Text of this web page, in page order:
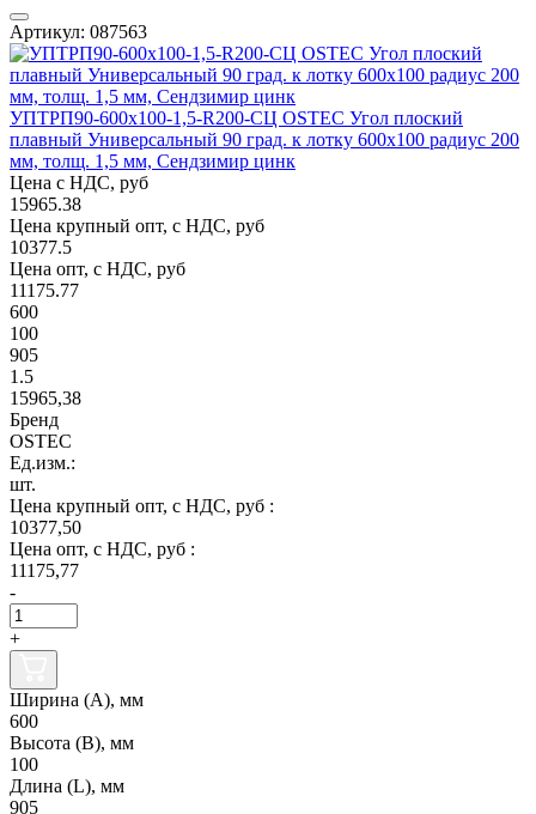
Артикул: 087563
УПТРП90-600х100-1,5-R200-СЦ OSTEC Угол плоский
плавный Универсальный 90 град. к лотку 600х100 радиус 200
мм, толщ. 1,5 мм, Сендзимир цинк
Цена с НДС, руб
15965.38
Цена крупный опт, с НДС, руб
10377.5
Цена опт, с НДС, руб
11175.77
600
100
905
1.5
15965,38
Бренд
OSTEC
Ед.изм.:
шт.
Цена крупный опт, с НДС, руб :
10377,50
Цена опт, с НДС, руб :
11175,77
-
+
Ширина (А), мм
600
Высота (В), мм
100
Длина (L), мм
905